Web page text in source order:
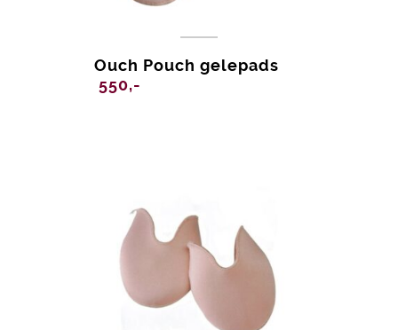
Ouch Pouch gelepads
550,-